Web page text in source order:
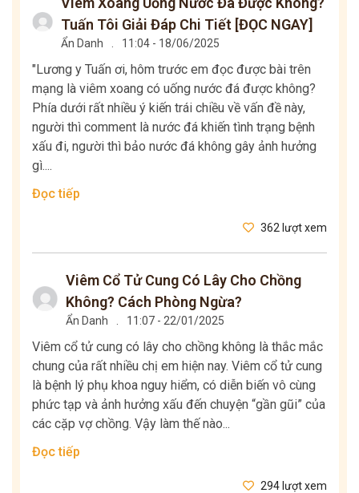
Tuấn Tôi Giải Đáp Chi Tiết [ĐỌC NGAY]
Ẩn Danh 11:04 - 18/06/2025
"Lương y Tuấn ơi, hôm trước em đọc được bài trên
mạng là viêm xoang có uống nước đá được không?
Phía dưới rất nhiều ý kiến trái chiều về vấn đề này,
người thì comment là nước đá khiến tình trạng bệnh
xấu đi, người thì bảo nước đá không gây ảnh hưởng
gì....
Đọc tiếp
362 lượt xem
Viêm Cổ Tử Cung Có Lây Cho Chồng
Không? Cách Phòng Ngừa?
Ẩn Danh 11:07 - 22/01/2025
Viêm cổ tử cung có lây cho chồng không là thắc mắc
chung của rất nhiều chị em hiện nay. Viêm cổ tử cung
là bệnh lý phụ khoa nguy hiểm, có diễn biến vô cùng
phức tạp và ảnh hưởng xấu đến chuyện “gần gũi” của
các cặp vợ chồng. Vậy làm thế nào...
Đọc tiếp
294 lượt xem